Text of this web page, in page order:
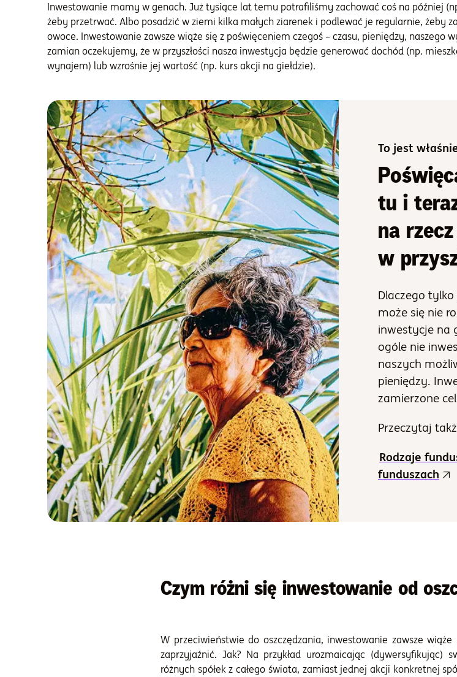
Inwestowanie mamy w genach. Już tysiące lat temu potrafiliśmy zachować coś na później
żeby przetrwać. Albo posadzić w ziemi kilka małych ziarenek i podlewać je regularnie, żeby
owoce. Inwestowanie zawsze wiąże się z poświęceniem czegoś – czasu, pieniędzy, naszego
zamian oczekujemy, że w przyszłości nasza inwestycja będzie generować dochód (np.
wynajem) lub wzrośnie jej wartość (np. kurs akcji na giełdzie).
To jest
tu i
na
w
Dlaczego tylko
może się nie
inwestycje na
ogóle nie
naszych
pieniędzy.
zamierzone
Przeczytaj
Rodzaje
funduszach
Czym różni się inwestowanie od
W przeciwieństwie do oszczędzania, inwestowanie zawsze
zaprzyjaźnić. Jak? Na przykład urozmaicając (dywersyfikując)
różnych spółek z całego świata, zamiast jednej akcji konkretnej